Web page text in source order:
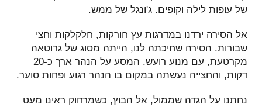
של עופות לילה וקופים. ג'ונגל של ממש.
אל הסירה ירדנו במדרגות עץ חורקות, חלקלקות וחצי
שבורות. הסירה שחיכתה לנו, הייתה מסוג של גרוטאה
מקרטעת, עם מנוע רועש. המסע על הנהר ארך כ-20
דקות, והחצייה נעשתה במקום בו הנהר רגוע ופחות סוער.
נחתנו על הגדה שממול, אל הבוץ, כשמרחוק ראינו מעט